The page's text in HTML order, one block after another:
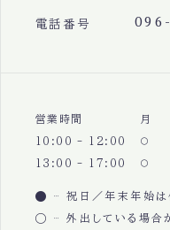
電話番号
営業時間 月
10:00 - 12:00
13:00 - 17:00
祝日／年末年始は
外出している場合